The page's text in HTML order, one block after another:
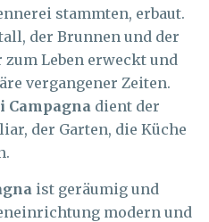
stammten, erbaut.
der Brunnen und der
Leben erweckt und
vergangener Zeiten.
Campagna dient der
der Garten, die Küche
ist geräumig und
modern und